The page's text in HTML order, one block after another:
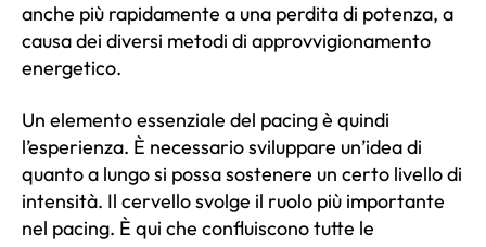
anche più rapidamente a una perdita di potenza, a
causa dei diversi metodi di approvvigionamento
energetico.
Un elemento essenziale del pacing è quindi
l’esperienza. È necessario sviluppare un’idea di
quanto a lungo si possa sostenere un certo livello di
intensità. Il cervello svolge il ruolo più importante
nel pacing. È qui che confluiscono tutte le